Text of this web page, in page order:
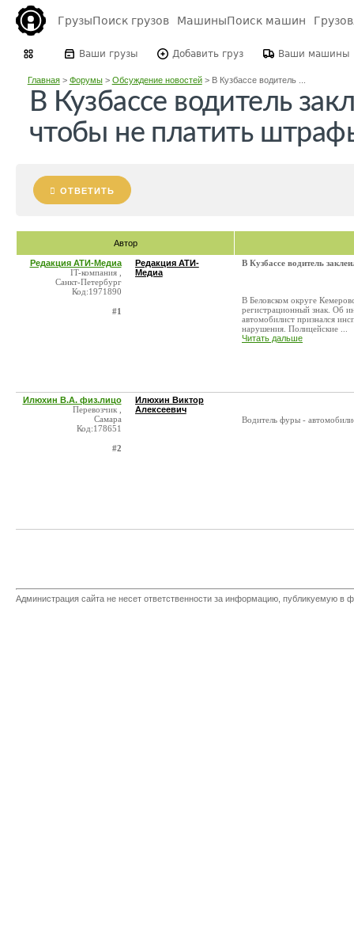
ГрузыПоиск грузов МашиныПоиск машин
Ваши грузы Добавить груз Ваши машины
Главная> Форумы> Обсуждение новостей> В Кузбассе водитель ...
В Кузбассе водитель
чтобы не платить
ОТВЕТИТЬ
Автор
Редакция АТИ-Медиа
IT-компания ,
Санкт-Петербург
Код:1971890
#1
Редакция АТИ-
Медиа
В Кузбассе водитель
В Беловском округе
регистрационный знак. Об
автомобилист признался
нарушения. Полицейские ...
Читать дальше
Илюхин В.А. физ.лицо
Перевозчик ,
Самара
Код:178651
#2
Илюхин Виктор
Алексеевич
Водитель фуры -
Администрация сайта не несет ответственности за информацию, публикуемую